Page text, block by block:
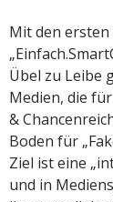
Mit den
Übel zu Leibe
Medien, die
&
Boden für
Ziel ist eine
und in